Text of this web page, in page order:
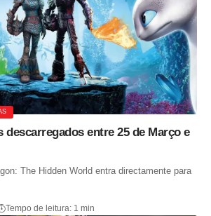
descarregados entre 25 de Março e
The Hidden World entra directamente para
Tempo de leitura: 1 min